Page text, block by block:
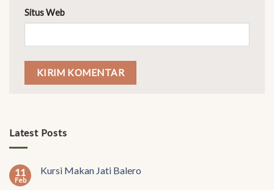
Situs Web
Latest Posts
11
Feb
Kursi Makan Jati Balero